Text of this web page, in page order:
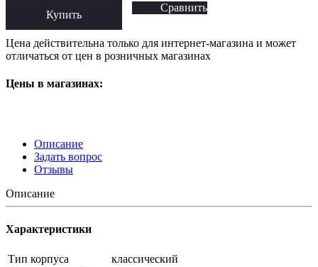
Купить
Сравнить
Цена действительна только для интернет-магазина и может
отличаться от цен в розничных магазинах
Цены в магазинах:
Описание
Задать вопрос
Отзывы
Описание
Характеристики
Тип корпуса
классический